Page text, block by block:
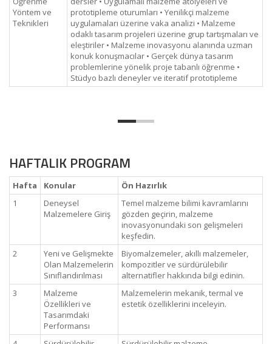
Yöntem ve
Teknikleri
prototipleme oturumları • Yenilikçi malzeme
uygulamaları üzerine vaka analizi • Malzeme
odaklı tasarım projeleri üzerine grup tartışmaları ve
eleştiriler • Malzeme inovasyonu alanında uzman
konuk konuşmacılar • Gerçek dünya tasarım
problemlerine yönelik proje tabanlı öğrenme •
Stüdyo bazlı deneyler ve iteratif prototipleme
HAFTALIK PROGRAM
Hafta Konular
Ön Hazırlık
1
Deneysel
Malzemelere Giriş
Temel malzeme bilimi kavramlarını
gözden geçirin, malzeme
inovasyonundaki son gelişmeleri
keşfedin.
2
Yeni ve Gelişmekte
Olan Malzemelerin
Sınıflandırılması
Biyomalzemeler, akıllı malzemeler,
kompozitler ve sürdürülebilir
alternatifler hakkında bilgi edinin.
3
Malzeme
Özellikleri ve
Tasarımdaki
Performansı
Malzemelerin mekanik, termal ve
estetik özelliklerini inceleyin.